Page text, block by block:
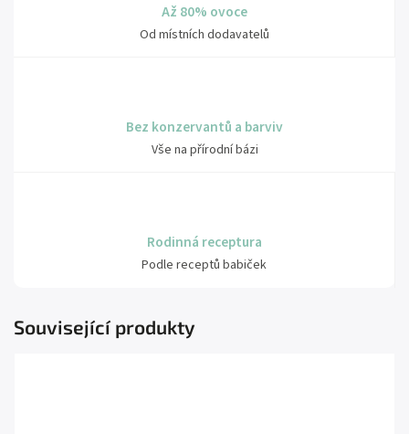
Až 80% ovoce
Od místních dodavatelů
Bez konzervantů a barviv
Vše na přírodní bázi
Rodinná receptura
Podle receptů babiček
Související produkty